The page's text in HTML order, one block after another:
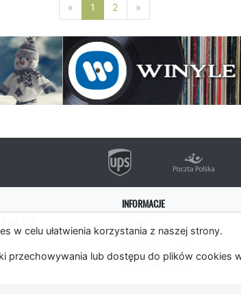
w celu ułatwienia korzystania z naszej strony.
przechowywania lub dostępu do plików cookies
« Poprzednia strona
1 2 »
INFORMACJE
Pomoc
Polityka cookies